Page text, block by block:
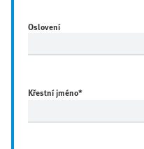
Oslovení
Křestní jméno*